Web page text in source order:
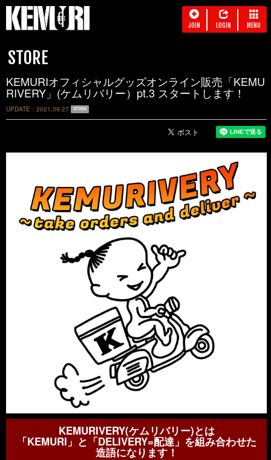
JOIN LOGIN MENU
STORE
KEMURIオフィシャルグッズオンライン販売「KEMU
RIVERY」(ケムリバリー）pt.3 スタートします！
UPDATE 2021.09.27 STORE
KEMURIVERY(ケムリバリー)とは
「KEMURI」と「DELIVERY=配達」を組み合わせた
造語になります！